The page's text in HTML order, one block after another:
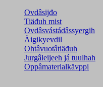
Ovdâsijđo
Tiäđuh mist
Ovdâsvástádâssyergih
Äigikyevdil
Ohtâvuotâtiäđuh
Jurgâleijeeh já tuulhah
Oppâmaterialkävppi